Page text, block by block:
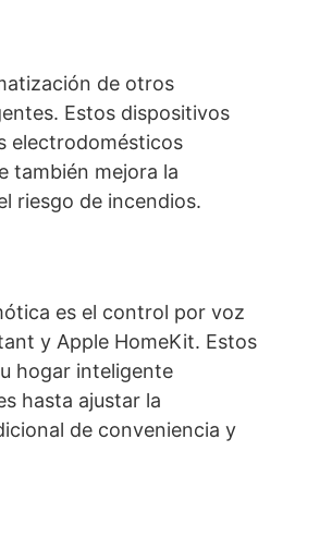
de otros
Estos dispositivos
electrodomésticos
también mejora la
riesgo de incendios.
es el control por voz
y Apple HomeKit. Estos
hogar inteligente
hasta ajustar la
de conveniencia y